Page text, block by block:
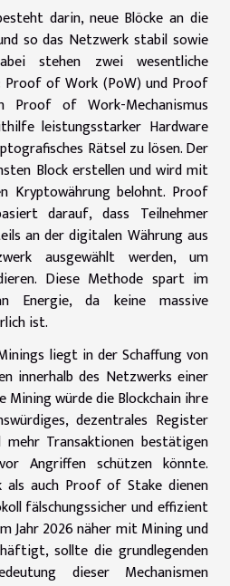
darin, neue Blöcke an die
so das Netzwerk stabil sowie
stehen zwei wesentliche
of Work (PoW) und Proof
Proof of Work-Mechanismus
leistungsstarker Hardware
Rätsel zu lösen. Der
Block erstellen und wird mit
Kryptowährung belohnt. Proof
darauf, dass Teilnehmer
an der digitalen Währung aus
ausgewählt werden, um
Diese Methode spart im
Energie, da keine massive
ist.
liegt in der Schaffung von
innerhalb des Netzwerks einer
Mining würde die Blockchain ihre
dezentrales Register
mehr Transaktionen bestätigen
Angriffen schützen könnte.
auch Proof of Stake dienen
fälschungssicher und effizient
Jahr 2026 näher mit Mining und
sollte die grundlegenden
dieser Mechanismen